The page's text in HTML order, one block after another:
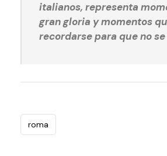
italianos, representa
gran gloria y momentos
recordarse para que no
roma